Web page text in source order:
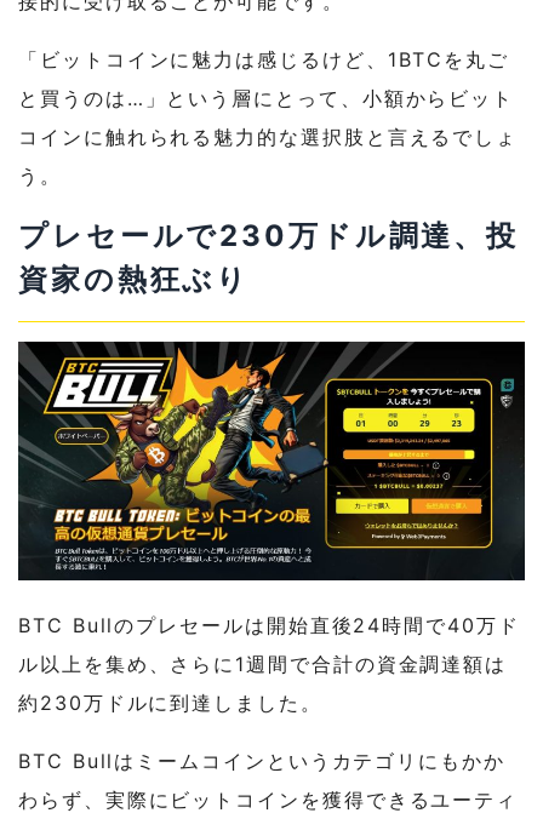
「ビットコインに魅力は感じるけど、1BTCを丸ご
と買うのは…」という層にとって、小額からビット
コインに触れられる魅力的な選択肢と言えるでしょ
う。
プレセールで230万ドル調達、投
資家の熱狂ぶり
BTC Bullのプレセールは開始直後24時間で40万ド
ル以上を集め、さらに1週間で合計の資金調達額は
約230万ドルに到達しました。
BTC Bullはミームコインというカテゴリにもかか
わらず、実際にビットコインを獲得できるユーティ